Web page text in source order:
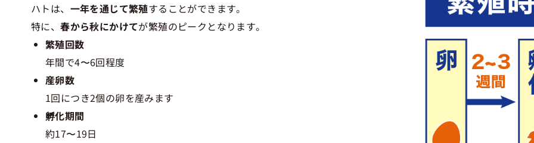
ハトは、 一年を通じて繁殖することができます。
特に、春から秋にかけてが繁殖のピークとなります。
繁殖回数
年間で4〜6回程度
産卵数
1回につき2個の卵を産みます
孵化期間
約17〜19日